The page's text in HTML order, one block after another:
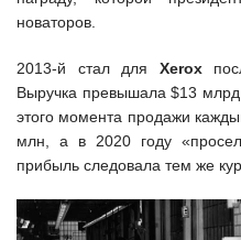
новаторов.
2013-й стал для Xerox
Выручка превышала $13
этого момента продажи
млн, а в 2020 году
прибыль следовала тем же